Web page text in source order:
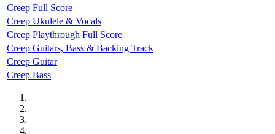
Creep Full Score
Creep Ukulele & Vocals
Creep Playthrough Full Score
Creep Guitars, Bass & Backing Track
Creep Guitar
Creep Bass